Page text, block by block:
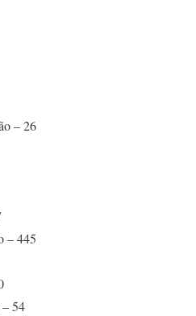
– 26
– 445
54